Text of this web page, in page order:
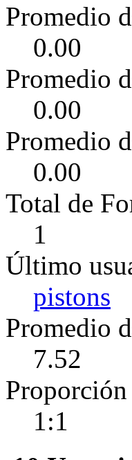
Promedio
0.00
Promedio
0.00
Promedio
0.00
Total de
1
Último
pistons
Promedio
7.52
1:1